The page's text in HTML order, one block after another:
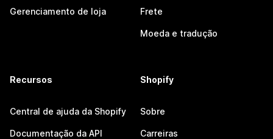
Gerenciamento de loja Frete
Moeda e tradução
Recursos
Central de ajuda da Shopify
Documentação da API
Shopify
Sobre
Carreiras